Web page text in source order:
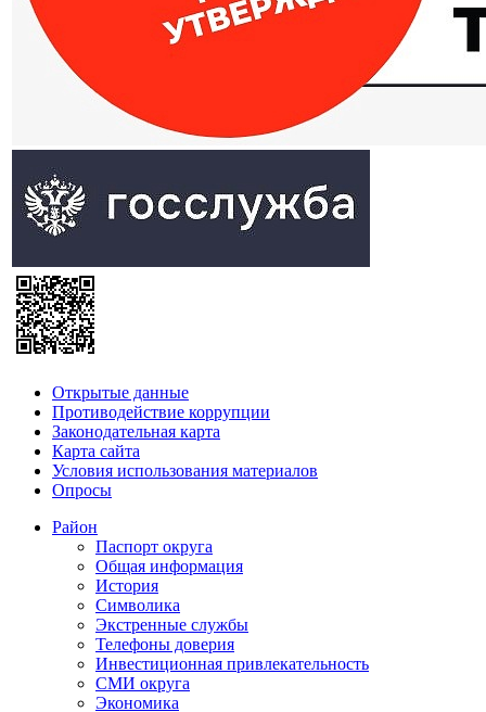
Открытые данные
Противодействие коррупции
Законодательная карта
Карта сайта
Условия использования материалов
Опросы
Район
Паспорт округа
Общая информация
История
Символика
Экстренные службы
Телефоны доверия
Инвестиционная привлекательность
СМИ округа
Экономика